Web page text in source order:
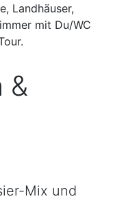
Landhäuser,
mit Du/WC
&
Mix und